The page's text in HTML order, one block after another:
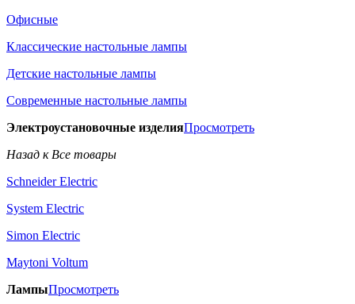
Офисные
Классические настольные лампы
Детские настольные лампы
Современные настольные лампы
Электроустановочные изделияПросмотреть
Назад к Все товары
Schneider Electric
System Electric
Simon Electric
Maytoni Voltum
ЛампыПросмотреть